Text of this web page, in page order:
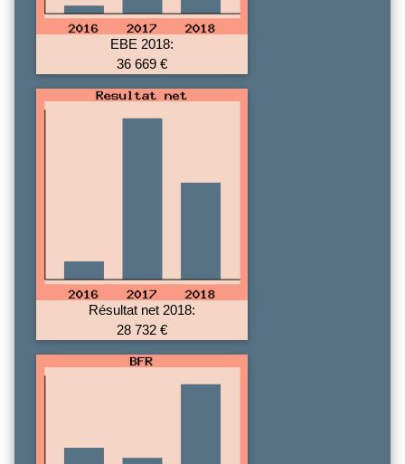
EBE 2018:
36 669 €
Résultat net 2018:
28 732 €